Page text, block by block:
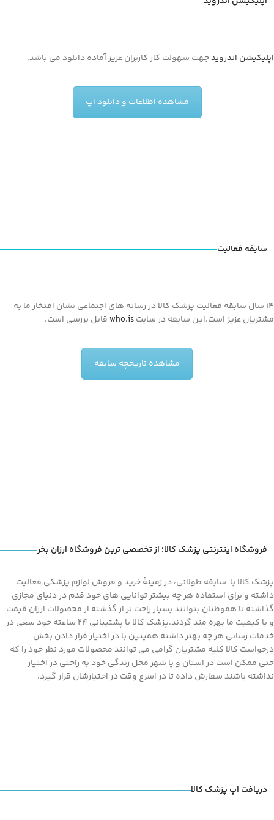
اپلیکیشن اندرویدجهت سهولت کار کاربران عزیز آماده دانلود می باشد.
مشاهده اطلاعات و دانلود اپ
سابقه فعالیت
14 سال سابقه فعالیت پزشک کالا در رسانه های اجتماعی نشان افتخار ما به
مشتریان عزیز است.این سابقه در سایتwho.is قابل بررسی است.
مشاهده تاریخچه سابقه
فروشگاه اینترنتی پزشک کالا؛ از تخصصی ترین فروشگاه ارزان بخر
پزشک کالا با سابقه طولانی، در زمینۀ خرید و فروش لوازم پزشکی فعالیت
داشته و برای استفاده هر چه بیشتر توانایی های خود قدم در دنیای مجازی
گذاشته تا هموطنان بتوانند بسیار راحت تر از گذشته از محصولات ارزان قیمت
و با کیفیت ما بهره مند گردند.پزشک کالا با پشتیبانی 24 ساعته خود سعی در
خدمات رسانی هر چه بهتر داشته همپنین با در اختیار قرار دادن بخش
درخواست کالا کلیه مشتریان گرامی می توانند محصولات مورد نظر خود را که
حتی ممکن است در استان و یا شهر محل زندگی خود به راحتی در اختیار
نداشته باشند سفارش داده تا در اسرع وقت در اختیارشان قرار گیرد.
دریافت اپ پزشک کالا